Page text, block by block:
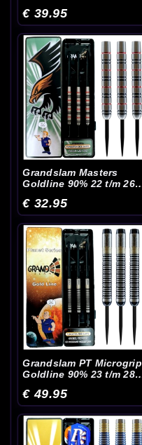
€ 39.95
Grandslam Masters
Goldline 90% 22 t/m 26
€ 32.95
Grandslam PT Microgrip
Goldline 90% 23 t/m 28
€ 49.95